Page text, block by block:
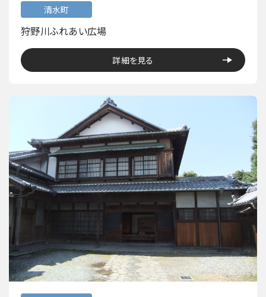
清水町
狩野川ふれあい広場
詳細を見る